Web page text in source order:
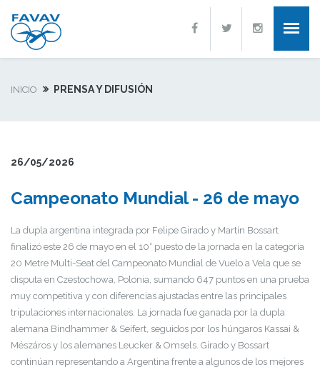
INICIO PRENSA Y DIFUSIÓN
26/05/2026
Campeonato Mundial - 26 de mayo
La dupla argentina integrada por Felipe Girado y Martín Bossart
finalizó este 26 de mayo en el 10° puesto de la jornada en la categoría
20 Metre Multi-Seat del Campeonato Mundial de Vuelo a Vela que se
disputa en Czestochowa, Polonia, sumando 647 puntos en una prueba
muy competitiva y con diferencias ajustadas entre las principales
tripulaciones internacionales. La jornada fue ganada por la dupla
alemana Bindhammer & Seifert, seguidos por los húngaros Kassai &
Mészáros y los alemanes Leucker & Omsels. Girado y Bossart
continúan representando a Argentina frente a algunos de los mejores